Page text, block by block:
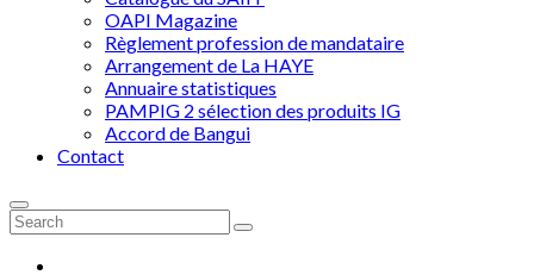
OAPI Magazine
Règlement profession de mandataire
Arrangement de La HAYE
Annuaire statistiques
PAMPIG 2 sélection des produits IG
Accord de Bangui
Contact